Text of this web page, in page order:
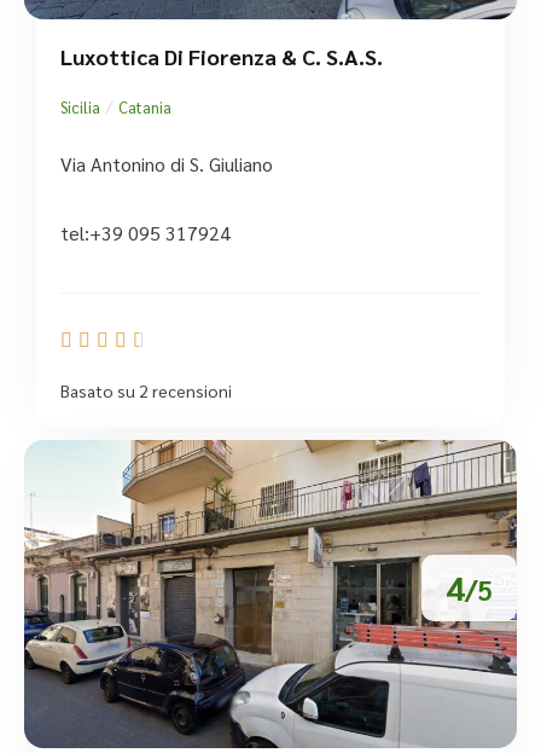
Luxottica Di Fiorenza & C. S.a.S.
Sicilia / Catania
Via Antonino di S. Giuliano
tel:+39 095 317924
    
Basato su 2 recensioni
4/5